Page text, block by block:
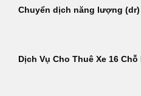
Chuyển dịch năng lượng (dr)
Dịch Vụ Cho Thuê Xe 16 Chỗ